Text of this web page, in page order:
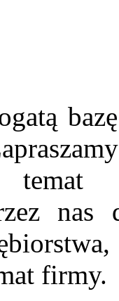
nas
firmy.